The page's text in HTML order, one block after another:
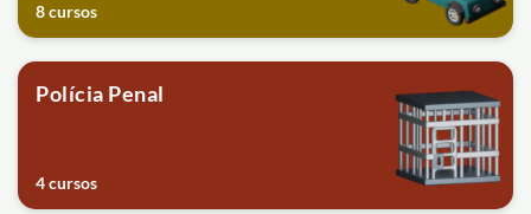
8 cursos
Polícia Penal
4 cursos